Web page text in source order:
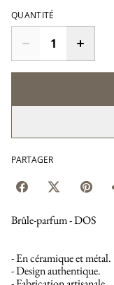
QUANTITÉ
PARTAGER
Brûle-parfum - DOS
- En céramique et métal.
- Design authentique.